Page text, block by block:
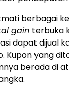
berbagai
gain terbuka
dapat dijual
Kupon yang
berada di